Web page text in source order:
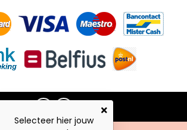
Selecteer hier jouw